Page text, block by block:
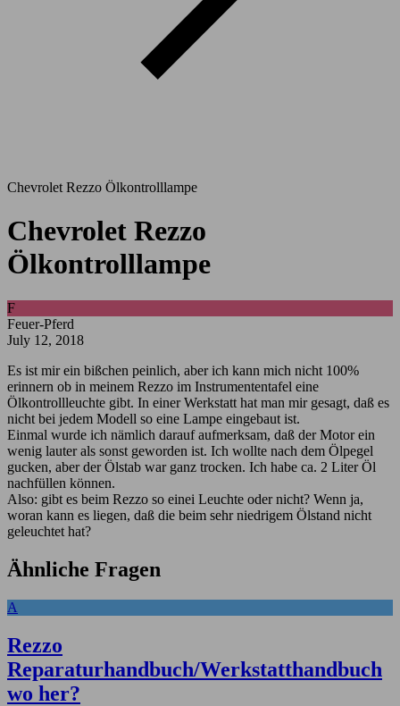
Chevrolet Rezzo Ölkontrolllampe
Chevrolet Rezzo
Ölkontrolllampe
F
Feuer-Pferd
July 12, 2018
Es ist mir ein bißchen peinlich, aber ich kann mich nicht 100%
erinnern ob in meinem Rezzo im Instrumententafel eine
Ölkontrollleuchte gibt. In einer Werkstatt hat man mir gesagt, daß es
nicht bei jedem Modell so eine Lampe eingebaut ist.
Einmal wurde ich nämlich darauf aufmerksam, daß der Motor ein
wenig lauter als sonst geworden ist. Ich wollte nach dem Ölpegel
gucken, aber der Ölstab war ganz trocken. Ich habe ca. 2 Liter Öl
nachfüllen können.
Also: gibt es beim Rezzo so einei Leuchte oder nicht? Wenn ja,
woran kann es liegen, daß die beim sehr niedrigem Ölstand nicht
geleuchtet hat?
Ähnliche Fragen
A
Rezzo
Reparaturhandbuch/Werkstatthandbuch
wo her?